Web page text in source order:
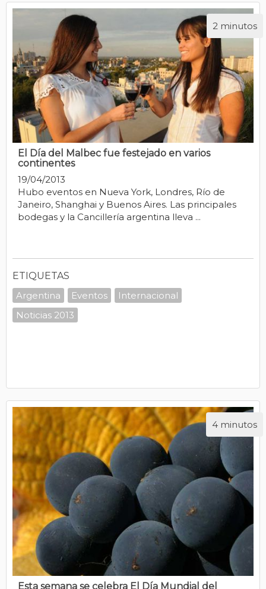
2 minutos
El Día del Malbec fue festejado en varios
continentes
19/04/2013
Hubo eventos en Nueva York, Londres, Río de
Janeiro, Shanghai y Buenos Aires. Las principales
bodegas y la Cancillería argentina lleva ...
ETIQUETAS
Argentina
Eventos
Internacional
Noticias 2013
4 minutos
Esta semana se celebra El Día Mundial del